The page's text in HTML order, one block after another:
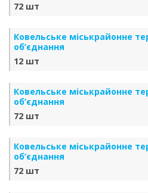
72 шт
Ковельське міськрайонне
об’єднання
12 шт
Ковельське міськрайонне
об’єднання
72 шт
Ковельське міськрайонне
об’єднання
72 шт